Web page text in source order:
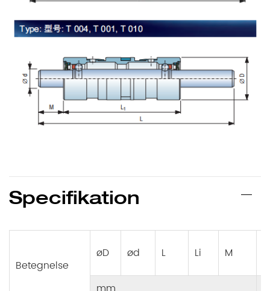
Specifikation
Betegnelse
øD ød L Li M